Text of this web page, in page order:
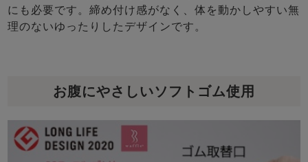
にも必要です。締め付け感がなく、体を動かしやすい無
理のないゆったりしたデザインです。
お腹にやさしいソフトゴム使用